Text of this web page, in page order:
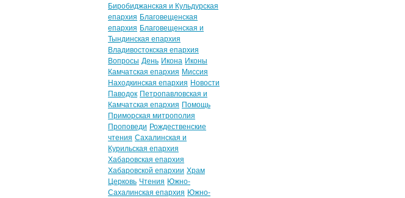
Биробиджанская и Кульдурская
епархия Благовещенская
епархия Благовещенская и
Тындинская епархия
Владивостокская епархия
Вопросы День Икона Иконы
Камчатская епархия Миссия
Находкинская епархия Новости
Паводок Петропавловская и
Камчатская епархия Помощь
Приморская митрополия
Проповеди Рождественские
чтения Сахалинская и
Курильская епархия
Хабаровская епархия
Хабаровской епархии Храм
Церковь Чтения Южно-
Сахалинская епархия Южно-